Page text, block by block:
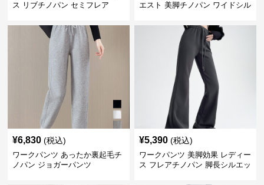
ス リブチノパン セミフレア
エスト 美脚チノパン ワイドシル
¥6,830 (税込)
ワークパンツ あったか裏起毛チ
ノパン ジョガーパンツ
¥5,390 (税込)
ワークパンツ 美脚効果 レディー
ス フレアチノパン 脚長シルエッ